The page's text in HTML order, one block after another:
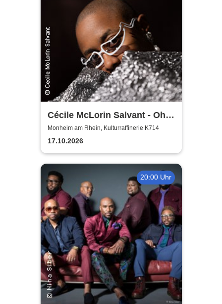
Cécile McLorin Salvant - Oh
Snap - Germany 2026
Monheim am Rhein, Kulturraffinerie K714
17.10.2026
20:00 Uhr